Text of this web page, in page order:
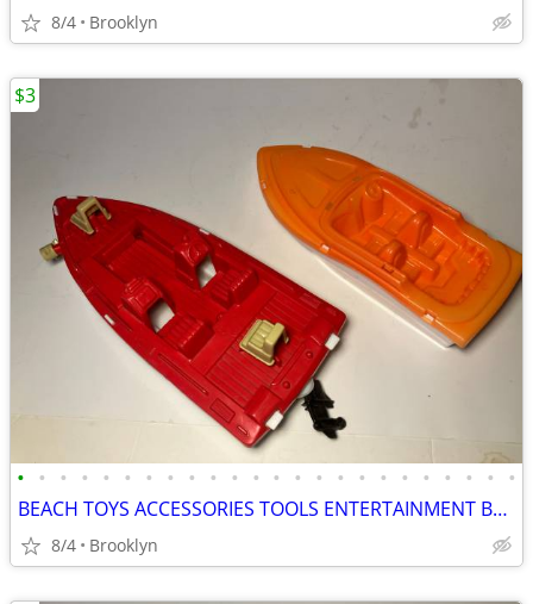
8/4 Brooklyn
• • • • • • • • • • • • • • • • • • • • • • • •
BEACH TOYS ACCESSORIES TOOLS ENTERTAINMENT BREAKAWAY KIDS OUTDOOR FUN
8/4 Brooklyn
$3